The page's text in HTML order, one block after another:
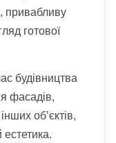
привабливу
готової
будівництва
фасадів,
об’єктів,
естетика.